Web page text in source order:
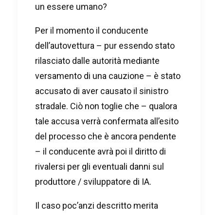
un essere umano?
Per il momento il conducente
dell’autovettura – pur essendo stato
rilasciato dalle autorità mediante
versamento di una cauzione – è stato
accusato di aver causato il sinistro
stradale. Ciò non toglie che – qualora
tale accusa verrà confermata all’esito
del processo che è ancora pendente
– il conducente avrà poi il diritto di
rivalersi per gli eventuali danni sul
produttore / sviluppatore di IA.
Il caso poc’anzi descritto merita